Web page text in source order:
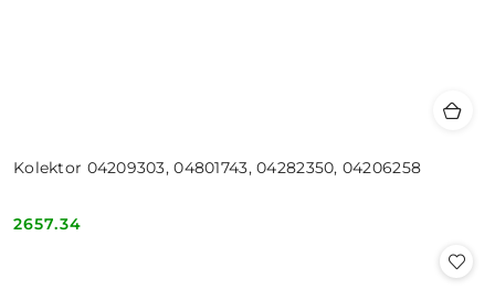
Kolektor 04209303, 04801743, 04282350, 04206258
Cena:
2657.34